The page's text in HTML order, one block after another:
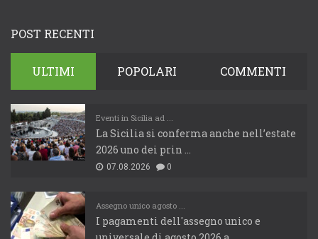
POST RECENTI
ULTIMI POPOLARI COMMENTI
Eventi in Sicilia ad ...
La Sicilia si conferma anche nell’estate
2026 uno dei prin ...
07.08.2026 0
Assegno unico agosto ...
I pagamenti dell'assegno unico e